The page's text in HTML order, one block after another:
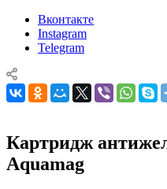
Вконтакте
Instagram
Telegram
Картридж
Aquamag